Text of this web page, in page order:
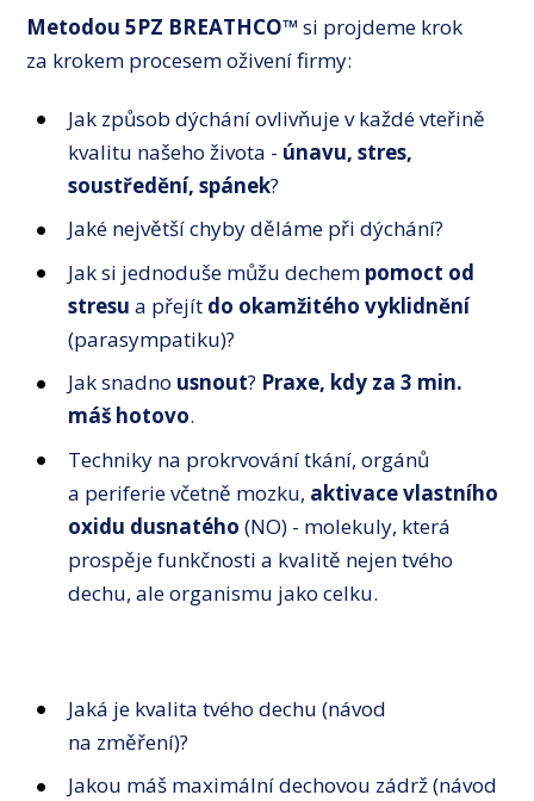
Metodou 5PZ BREATHCO™ si projdeme krok
za krokem procesem oživení firmy:
Jak způsob dýchání ovlivňuje v každé vteřině
kvalitu našeho života - únavu, stres,
soustředění, spánek?
Jaké největší chyby děláme při dýchání?
Jak si jednoduše můžu dechem pomoct od
stresu a přejít do okamžitého vyklidnění
(parasympatiku)?
Jak snadno usnout? Praxe, kdy za 3 min.
máš hotovo.
Techniky na prokrvování tkání, orgánů
a periferie včetně mozku, aktivace vlastního
oxidu dusnatého (NO) - molekuly, která
prospěje funkčnosti a kvalitě nejen tvého
dechu, ale organismu jako celku.
Jaká je kvalita tvého dechu (návod
na změření)?
Jakou máš maximální dechovou zádrž (návod